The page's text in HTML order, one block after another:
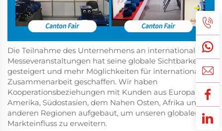
Die Teilnahme des Unternehmens an internationalen
Messeveranstaltungen hat seine globale Sichtbarkeit
gesteigert und mehr Möglichkeiten für internationale
Zusammenarbeit geschaffen. Wir haben
Kooperationsbeziehungen mit Kunden aus Europa,
Amerika, Südostasien, dem Nahen Osten, Afrika und
anderen Regionen aufgebaut, um unseren globalen
Markteinfluss zu erweitern.